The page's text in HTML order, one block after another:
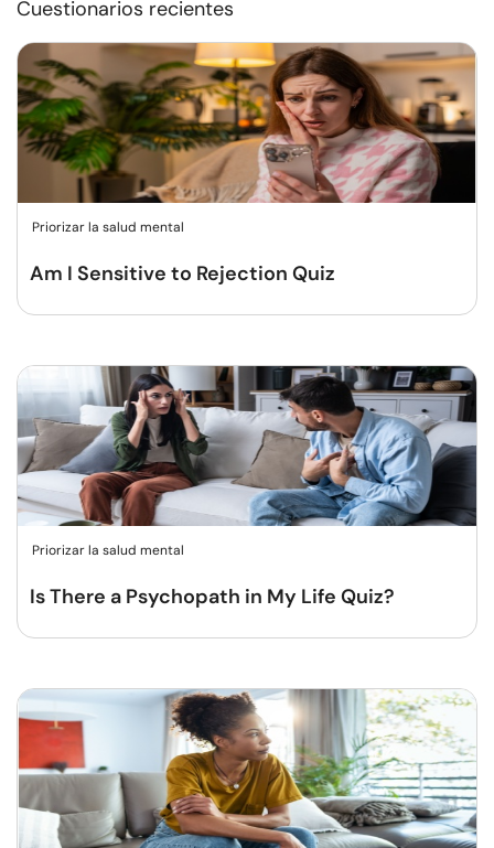
Cuestionarios recientes
Priorizar la salud mental
Am I Sensitive to Rejection Quiz
Priorizar la salud mental
Is There a Psychopath in My Life Quiz?